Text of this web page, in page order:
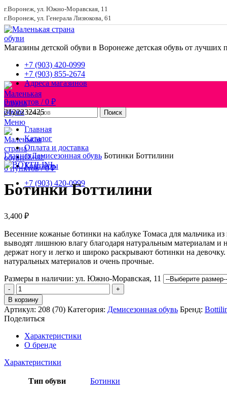
г.Воронеж, ул. Южно-Моравская, 11
г.Воронеж, ул. Генерала Лизюкова, 61
Магазины детской обуви в Воронеже детская обувь от лучших
+7 (903) 420-0999
+7 (903) 855-2674
Адреса магазинов
0пунктов / 0 ₽
Поиск
Меню
0пунктов / 0₽
Главная
Каталог
Оплата и доставка
О нас
Контакты
+7 (903) 420-0999
2122232425
Увеличить
ГлавнаяДемисезонная обувь Ботинки Боттилини
Ботинки Боттилини
3,400 ₽
Весенние кожаные ботинки на каблуке Томаса для мальчика
выводят лишнюю влагу благодаря натуральным материалам и
держат ногу и легко и широко раскрывают ботинки на
натуральных материалов и очень прочные.
Размеры в наличии: ул. Южно-Моравская, 11
Количество
товара
Ботинки
Боттилини
В корзину
Артикул: 208 (70) Категория: Демисезонная обувь Бренд:
Поделиться
Характеристики
О бренде
Характеристики
Тип обуви Ботинки